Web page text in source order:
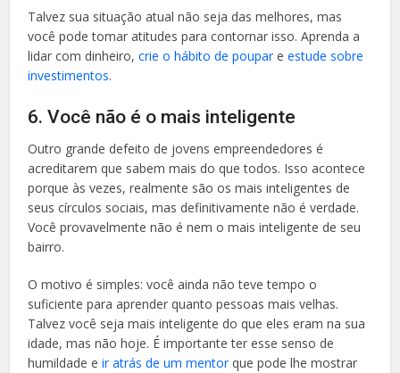
Talvez sua situação atual não seja das melhores, mas
você pode tomar atitudes para contornar isso. Aprenda a
lidar com dinheiro,crie o hábito de poupareestude sobre
investimentos.
6. Você não é o mais inteligente
Outro grande defeito de jovens empreendedores é
acreditarem que sabem mais do que todos. Isso acontece
porque às vezes, realmente são os mais inteligentes de
seus círculos sociais, mas definitivamente não é verdade.
Você provavelmente não é nem o mais inteligente de seu
bairro.
O motivo é simples: você ainda não teve tempo o
suficiente para aprender quanto pessoas mais velhas.
Talvez você seja mais inteligente do que eles eram na sua
idade, mas não hoje. É importante ter esse senso de
humildade eir atrás de um mentorque pode lhe mostrar